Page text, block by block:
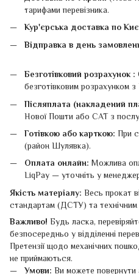
тарифами перевізника.
Кур'єрська доставка по
Відправка в день
Безготівковий розрахунок :
безготівковим розрахунком
Післяплата (накладений
Нової Пошти або САТ з
Готівкою або карткою: При
(район Шулявка).
Оплата онлайн: Можлива
LiqPay — уточніть у
Якість матеріалу: Весь прокат
стандартам (ДСТУ) та технічним
Важливо! Будь ласка,
безпосередньо у відділенні
Претензії щодо механічних
не приймаються.
Умови: Ви можете повернути